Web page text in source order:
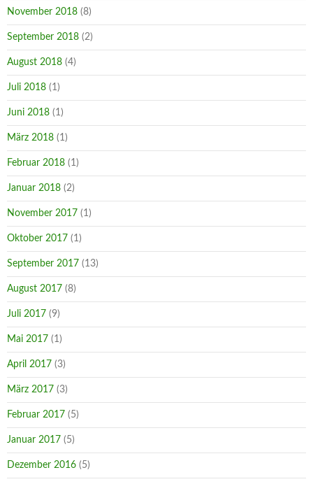
November 2018 (8)
September 2018 (2)
August 2018 (4)
Juli 2018 (1)
Juni 2018 (1)
März 2018 (1)
Februar 2018 (1)
Januar 2018 (2)
November 2017 (1)
Oktober 2017 (1)
September 2017 (13)
August 2017 (8)
Juli 2017 (9)
Mai 2017 (1)
April 2017 (3)
März 2017 (3)
Februar 2017 (5)
Januar 2017 (5)
Dezember 2016 (5)